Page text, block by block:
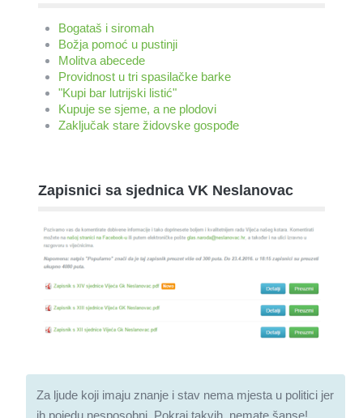
Bogataš i siromah
Božja pomoć u pustinji
Molitva abecede
Providnost u tri spasilačke barke
"Kupi bar lutrijski listić"
Kupuje se sjeme, a ne plodovi
Zaključak stare židovske gospođe
Zapisnici sa sjednica VK Neslanovac
Za ljude koji imaju znanje i stav nema mjesta u politici jer